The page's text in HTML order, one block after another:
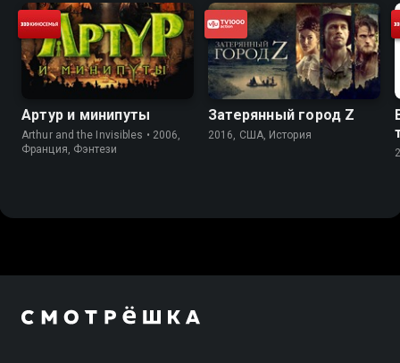
Артур и минипуты
Arthur and the Invisibles • 2006,
Франция, Фэнтези
Затерянный город Z
2016, США, История